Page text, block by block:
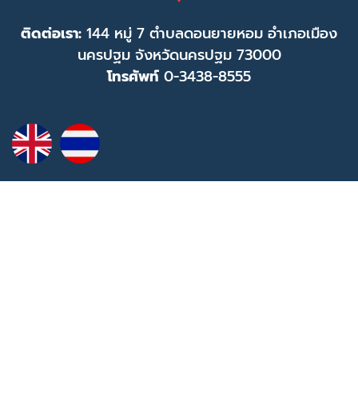
ติดต่อเรา: 144 หมู่ 7 ตำบลดอนยายหอม อำเภอเมือง
นครปฐม จังหวัดนครปฐม 73000
โทรศัพท์ 0-3438-8555